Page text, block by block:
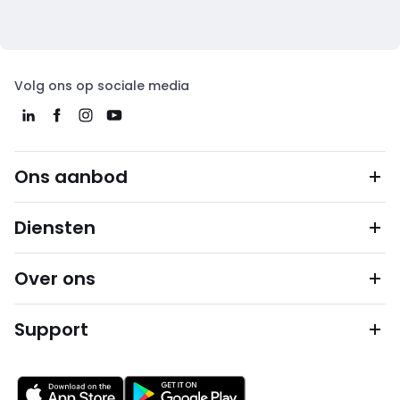
Volg ons op sociale media
Ons aanbod
Diensten
Over ons
Support